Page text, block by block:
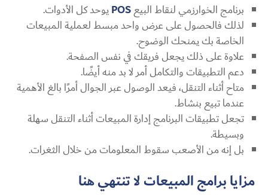
برنامج الخوارزمي لنقاط البيعPOSيوحد كل الأدوات.
لذلك فالحصول على عرض واحد مبسط لعملية المبيعات
الخاصة بك يمنحك الوضوح.
علاوة على ذلك يجعل فريقك في نفس الصفحة.
دعم التطبيقات والتكامل أمر لا بد منه أيضًا.
متاح أثناء التنقل، فيعد الوصول عبر الجوال أمرًا بالغ الأهمية
عندما تبيع بنشاط.
تجعل تطبيقات البرنامج إدارة المبيعات أثناء التنقل سهلة
وبسيطة.
بل إنه من الأصعب سقوط المعلومات من خلال الثغرات.
مزايا برامج المبيعات لا تنتهي هنا